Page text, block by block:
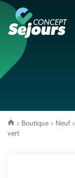
Boutique Neuf
vert